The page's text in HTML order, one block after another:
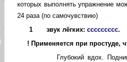
которых выполнять упражнение
24 раза (по самочувствию)
1
звук лёгких: ссссссссс.
! Применяется при простуде,
Глубокий вдох.